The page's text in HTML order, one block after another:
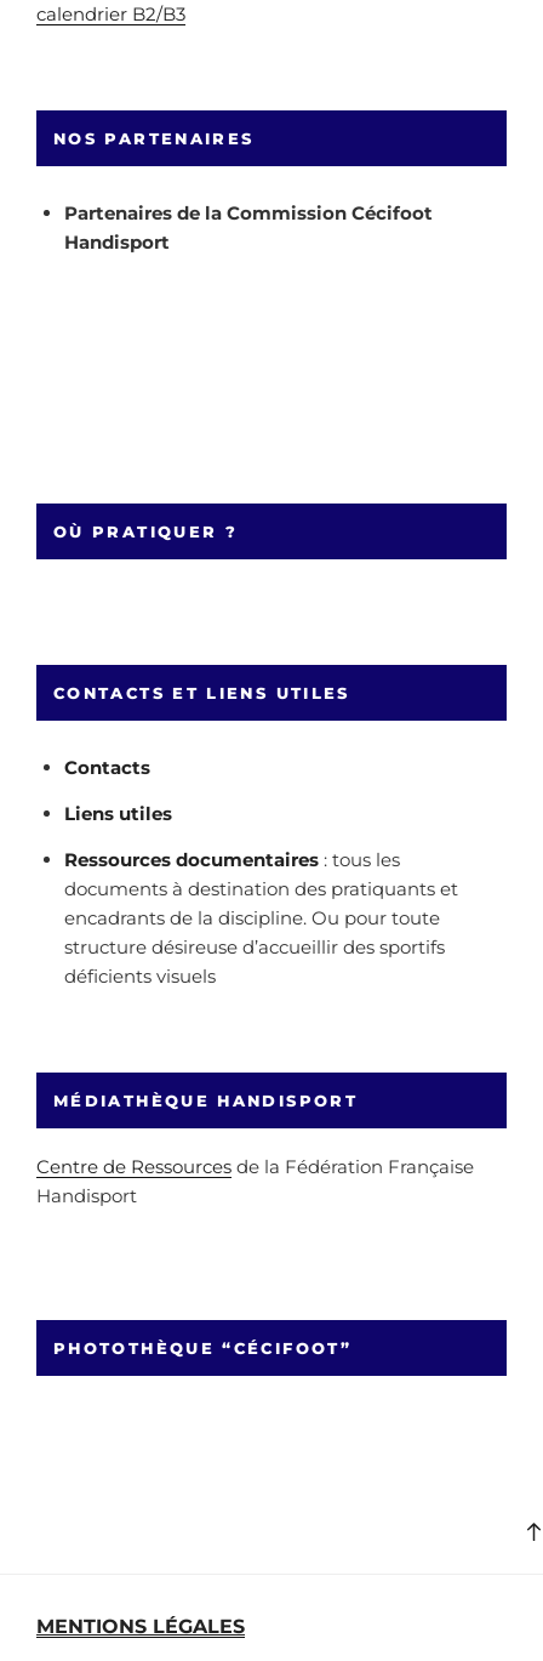
calendrier B2/B3
NOS PARTENAIRES
Partenaires de la Commission Cécifoot
Handisport
OÙ PRATIQUER ?
CONTACTS ET LIENS UTILES
Contacts
Liens utiles
Ressources documentaires : tous les
documents à destination des pratiquants et
encadrants de la discipline. Ou pour toute
structure désireuse d’accueillir des sportifs
déficients visuels
MÉDIATHÈQUE HANDISPORT
Centre de Ressources de la Fédération Française
Handisport
PHOTOTHÈQUE “CÉCIFOOT”
MENTIONS LÉGALES